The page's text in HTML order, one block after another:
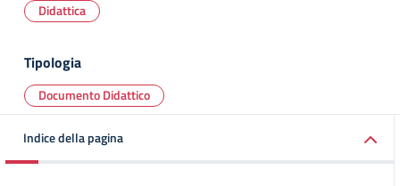
Didattica
Tipologia
Documento Didattico
Indice della pagina